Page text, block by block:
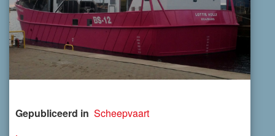
Gepubliceerd in Scheepvaart